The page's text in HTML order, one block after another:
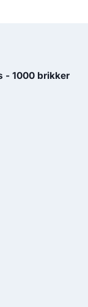
- 1000 brikker